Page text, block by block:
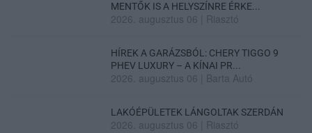
MENTŐK IS A HELYSZÍNRE ÉRKE...
2026. augusztus 06 Riasztó
HÍREK A GARÁZSBÓL: CHERY TIGGO 9
PHEV LUXURY – A KÍNAI PR...
2026. augusztus 06 Barta Autó
LAKÓÉPÜLETEK LÁNGOLTAK SZERDÁN
2026. augusztus 06 Riasztó